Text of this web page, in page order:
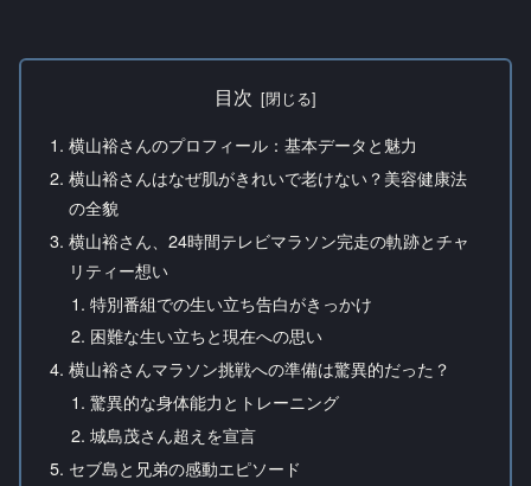
目次
横山裕さんのプロフィール：基本データと魅力
横山裕さんはなぜ肌がきれいで老けない？美容健康法
の全貌
横山裕さん、24時間テレビマラソン完走の軌跡とチャ
リティー想い
特別番組での生い立ち告白がきっかけ
困難な生い立ちと現在への思い
横山裕さんマラソン挑戦への準備は驚異的だった？
驚異的な身体能力とトレーニング
城島茂さん超えを宣言
セブ島と兄弟の感動エピソード